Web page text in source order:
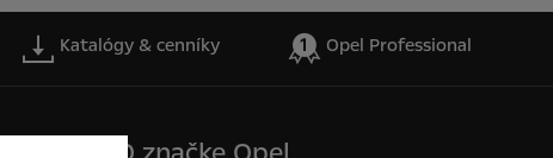
Katalógy & cenníky Opel Professional